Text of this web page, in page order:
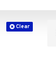
Clear